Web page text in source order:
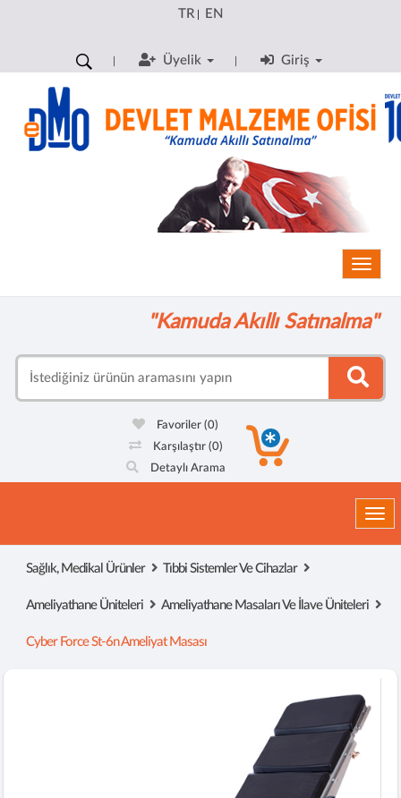
TR| EN
Üyelik Giriş
"Kamuda Akıllı Satınalma"
Favoriler(0)
Karşılaştır (0)
Detaylı Arama
Sağlık, Medikal Ürünler Tıbbi Sistemler Ve Cihazlar
Ameliyathane Üniteleri Ameliyathane Masaları Ve İlave Üniteleri
Cyber Force St-6n Ameliyat Masası